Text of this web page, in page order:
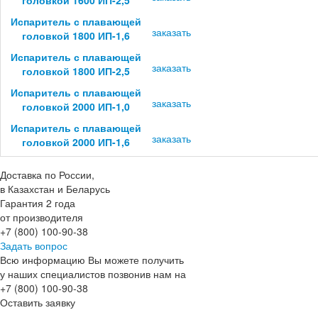
Испаритель с плавающей
головкой 1800 ИП-1,6
заказать
Испаритель с плавающей
головкой 1800 ИП-2,5
заказать
Испаритель с плавающей
головкой 2000 ИП-1,0
заказать
Испаритель с плавающей
головкой 2000 ИП-1,6
заказать
Доставка по России,
в Казахстан и Беларусь
Гарантия 2 года
от производителя
+7 (800) 100-90-38
Задать вопрос
Всю информацию Вы можете получить
у наших специалистов позвонив нам на
+7 (800) 100-90-38
Оставить заявку